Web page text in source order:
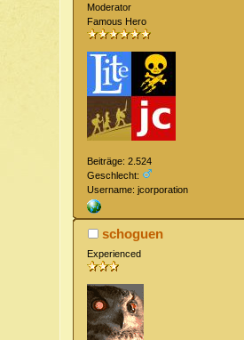
Moderator
Famous Hero
Beiträge: 2.524
Geschlecht:
Username: jcorporation
schoguen
Experienced